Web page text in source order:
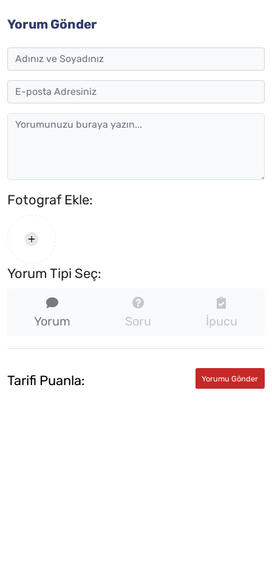
Yorum Gönder
Fotograf Ekle:
Yorum Tipi Seç:
Yorum Soru İpucu
Tarifi Puanla: